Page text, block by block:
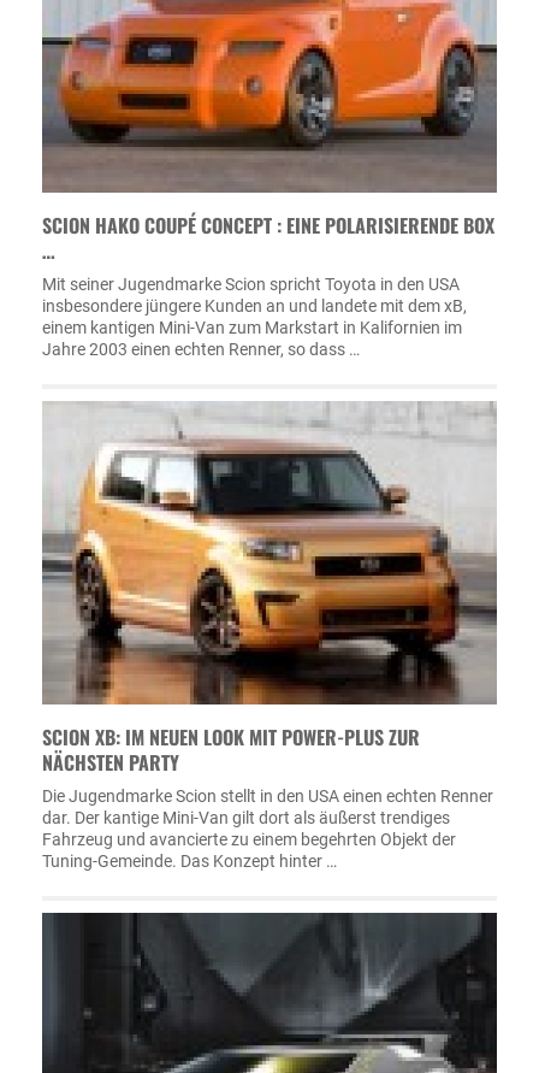
SCION HAKO COUPÉ CONCEPT : EINE POLARISIERENDE BOX
…
Mit seiner Jugendmarke Scion spricht Toyota in den USA
insbesondere jüngere Kunden an und landete mit dem xB,
einem kantigen Mini-Van zum Markstart in Kalifornien im
Jahre 2003 einen echten Renner, so dass …
SCION XB: IM NEUEN LOOK MIT POWER-PLUS ZUR
NÄCHSTEN PARTY
Die Jugendmarke Scion stellt in den USA einen echten Renner
dar. Der kantige Mini-Van gilt dort als äußerst trendiges
Fahrzeug und avancierte zu einem begehrten Objekt der
Tuning-Gemeinde. Das Konzept hinter …